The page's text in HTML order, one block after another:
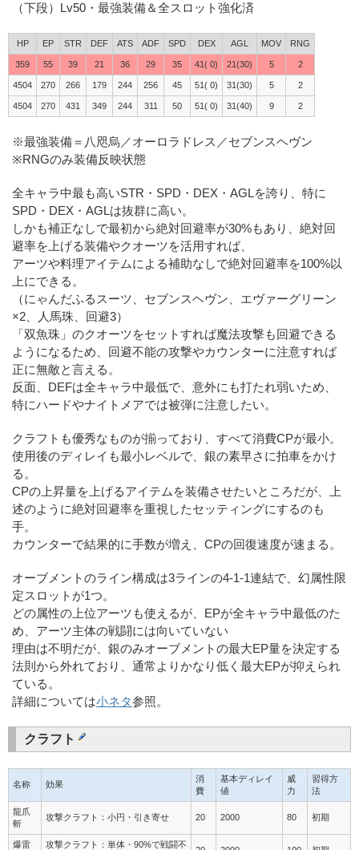
（下段）Lv50・最強装備＆全スロット強化済
HP EP STR DEF ATS ADF SPD DEX AGL MOV RNG
359 55 39 21 36 29 35 41( 0) 21(30) 5 2
4504 270 266 179 244 256 45 51( 0) 31(30) 5 2
4504 270 431 349 244 311 50 51( 0) 31(40) 9 2
※最強装備＝八咫烏／オーロラドレス／セブンスヘヴン
※RNGのみ装備反映状態
全キャラ中最も高いSTR・SPD・DEX・AGLを誇り、特に
SPD・DEX・AGLは抜群に高い。
しかも補正なしで最初から絶対回避率が30%もあり、絶対回
避率を上げる装備やクオーツを活用すれば、
アーツや料理アイテムによる補助なしで絶対回避率を100%以
上にできる。
（にゃんだふるスーツ、セブンスヘヴン、エヴァーグリーン
×2、人馬珠、回避3）
「双魚珠」のクオーツをセットすれば魔法攻撃も回避できる
ようになるため、回避不能の攻撃やカウンターに注意すれば
正に無敵と言える。
反面、DEFは全キャラ中最低で、意外にも打たれ弱いため、
特にハードやナイトメアでは被弾に注意したい。
クラフトも優秀なものが揃っており、すべて消費CPが最小。
使用後のディレイも最小レベルで、銀の素早さに拍車をかけ
る。
CPの上昇量を上げるアイテムを装備させたいところだが、上
述のように絶対回避率を重視したセッティングにするのも
手。
カウンターで結果的に手数が増え、CPの回復速度が速まる。
オーブメントのライン構成は3ラインの4-1-1連結で、幻属性限
定スロットが1つ。
どの属性の上位アーツも使えるが、EPが全キャラ中最低のた
め、アーツ主体の戦闘には向いていない
理由は不明だが、銀のみオーブメントの最大EP量を決定する
法則から外れており、通常よりかなり低く最大EPが抑えられ
ている。
詳細については小ネタ参照。
クラフト
名称 効果
消
費
基本ディレイ
値
威
力
習得方
法
龍爪
斬
攻撃クラフト：小円・引き寄せ 20 2000 80 初期
爆雷 攻撃クラフト：単体・90%で戦闘不